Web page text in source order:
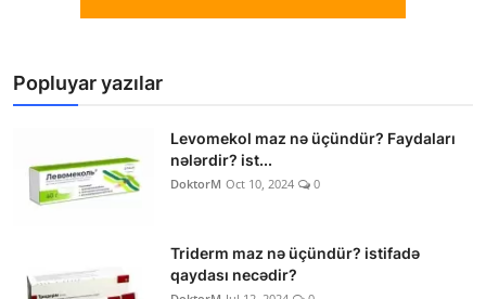
Popluyar yazılar
Levomekol maz nə üçündür? Faydaları
nələrdir? ist...
DoktorM Oct 10, 2024 0
Triderm maz nə üçündür? istifadə
qaydası necədir?